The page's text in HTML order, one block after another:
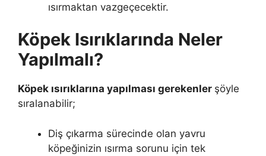
ısırmaktan vazgeçecektir.
Köpek Isırıklarında Neler
Yapılmalı?
Köpek ısırıklarına yapılması gerekenler şöyle
sıralanabilir;
Diş çıkarma sürecinde olan yavru
köpeğinizin ısırma sorunu için tek